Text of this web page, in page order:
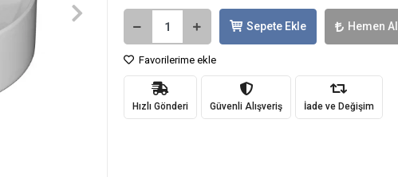
Sepete Ekle Hemen Al
Favorilerime ekle
Hızlı Gönderi Güvenli Alışveriş İade ve Değişim